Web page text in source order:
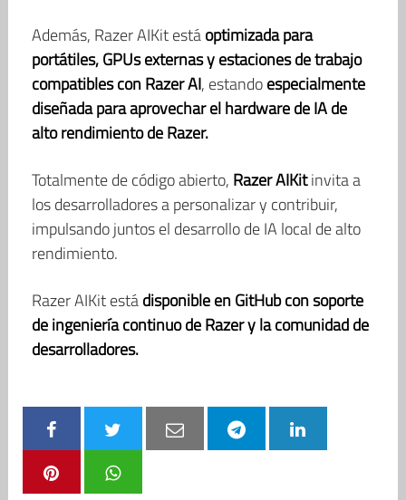
Además, Razer AIKit estáoptimizada para
portátiles, GPUs externas y estaciones de trabajo
compatibles con Razer AI, estandoespecialmente
diseñada para aprovechar el hardware de IA de
alto rendimiento de Razer.
Totalmente de código abierto, Razer AIKitinvita a
los desarrolladores a personalizar y contribuir,
impulsando juntos el desarrollo de IA local de alto
rendimiento.
Razer AIKit estádisponible en GitHub con soporte
de ingeniería continuo de Razer y la comunidad de
desarrolladores.